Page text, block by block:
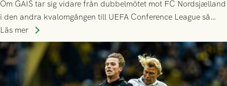
Om GAIS tar sig vidare från dubbelmötet mot FC Nordsjælland
i den andra kvalomgången till UEFA Conference League så
spelas den tredje kvalomgången kort därpå. Motståndare blir
då vinnaren i mötet mellan isländska Valur och HŠK Zrinjski
Mostar från Bosnien och Hercegovina.
Läs mer